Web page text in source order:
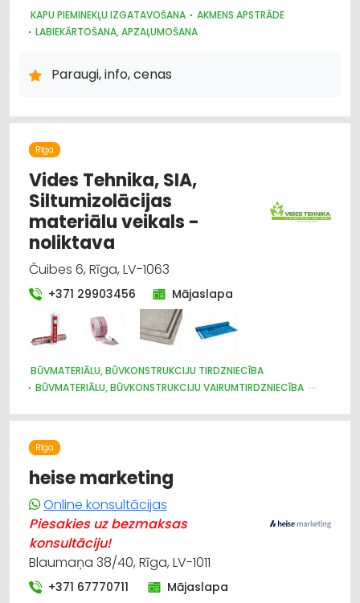
KAPU PIEMINEKĻU IZGATAVOŠANA
AKMENS APSTRĀDE
LABIEKĀRTOŠANA, APZAĻUMOŠANA
Paraugi, info, cenas
Rīga
Vides Tehnika, SIA,
Siltumizolācijas
materiālu veikals -
noliktava
Čuibes 6, Rīga, LV-1063
+371 29903456 Mājaslapa
BŪVMATERIĀLU, BŪVKONSTRUKCIJU TIRDZNIECĪBA
BŪVMATERIĀLU, BŪVKONSTRUKCIJU VAIRUMTIRDZNIECĪBA
APDARES MATERIĀLI: VAIRUMTIRDZNIECĪBA
SILTUMIZOLĀCIJAS DARBI
IEKRAUŠANAS UN IZKRAUŠANAS TEHNIKA
METĀLA TIRDZNIECĪBA
Rīga
heise marketing
Online konsultācijas
Piesakies uz bezmaksas
konsultāciju!
Blaumaņa 38/40, Rīga, LV-1011
+371 67770711 Mājaslapa